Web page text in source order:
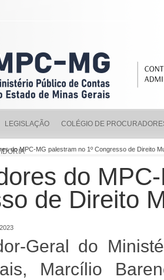
LEGISLAÇÃO COLÉGIO DE
do MPC-MG palestram no 1º Congresso de Direito
do
de Direito
Geral do
Marcílio